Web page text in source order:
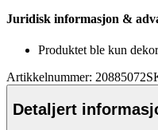
Juridisk informasjon &
Produktet ble kun
Artikkelnummer: 20885072
Detaljert